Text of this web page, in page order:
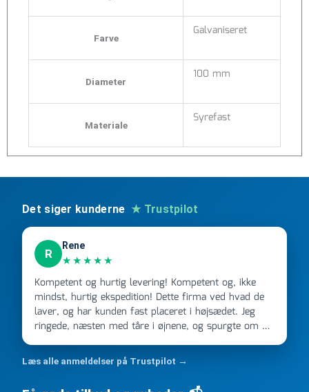
Farve Galvaniseret
Diameter 100 mm
Materiale Syrefast
Det siger kunderne ★ Trustpilot
R
Rene
★★★★★
Kompetent og hurtig levering! Kompetent og, ikke
mindst, hurtig ekspedition! Dette firma ved hvad de
laver, og har kunden fast placeret i højsædet. Jeg
ringede, næsten med tåre i øjnene, og spurgte om de
kunne levere en stor ordre, fordi Davidsen A/S ikke
kunne overholde en 2 måneder gammel aftale. Jeg
ringede onsdag kl 16, og min store ordre kom dagen
efter kl 6.45! Kan slet ikke få armene ned, og næste
Læs alle anmeldelser på Trustpilot →